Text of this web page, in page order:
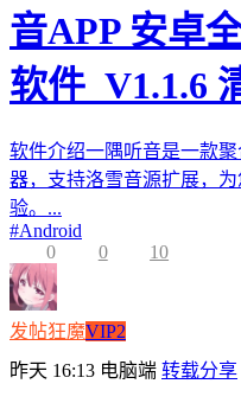
音APP 安卓
软件_V1.1.6
软件介绍一隅听音是一款
器，支持洛雪音源扩展，
验。...
#Android
0
0 10
发帖狂魔VIP2
昨天 16:13 电脑端 转载分享